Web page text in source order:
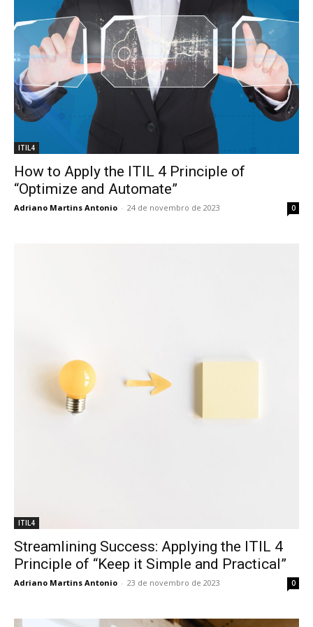
ITIL4
How to Apply the ITIL 4 Principle of
“Optimize and Automate”
Adriano Martins Antonio - 24 de novembro de 2023 0
ITIL4
Streamlining Success: Applying the ITIL 4
Principle of “Keep it Simple and Practical”
Adriano Martins Antonio - 23 de novembro de 2023 0